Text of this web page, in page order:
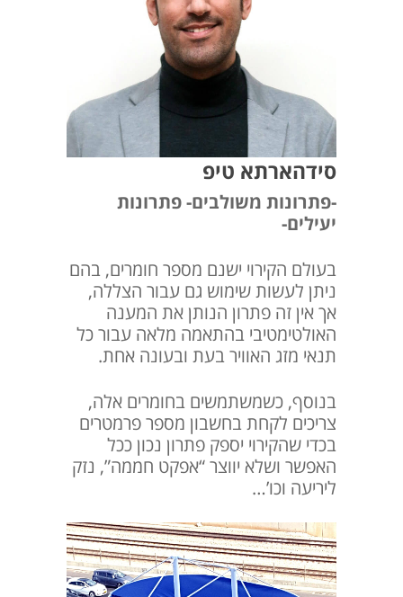
סידהארתא טיפ
-פתרונות משולבים- פתרונות
יעילים-
בעולם הקירוי ישנם מספר חומרים, בהם
ניתן לעשות שימוש גם עבור הצללה,
אך אין זה פתרון הנותן את המענה
האולטימטיבי בהתאמה מלאה עבור כל
תנאי מזג האוויר בעת ובעונה אחת.
בנוסף, כשמשתמשים בחומרים אלה,
צריכים לקחת בחשבון מספר פרמטרים
בכדי שהקירוי יספק פתרון נכון ככל
האפשר ושלא יווצר “אפקט חממה”, נזק
ליריעה וכו’…